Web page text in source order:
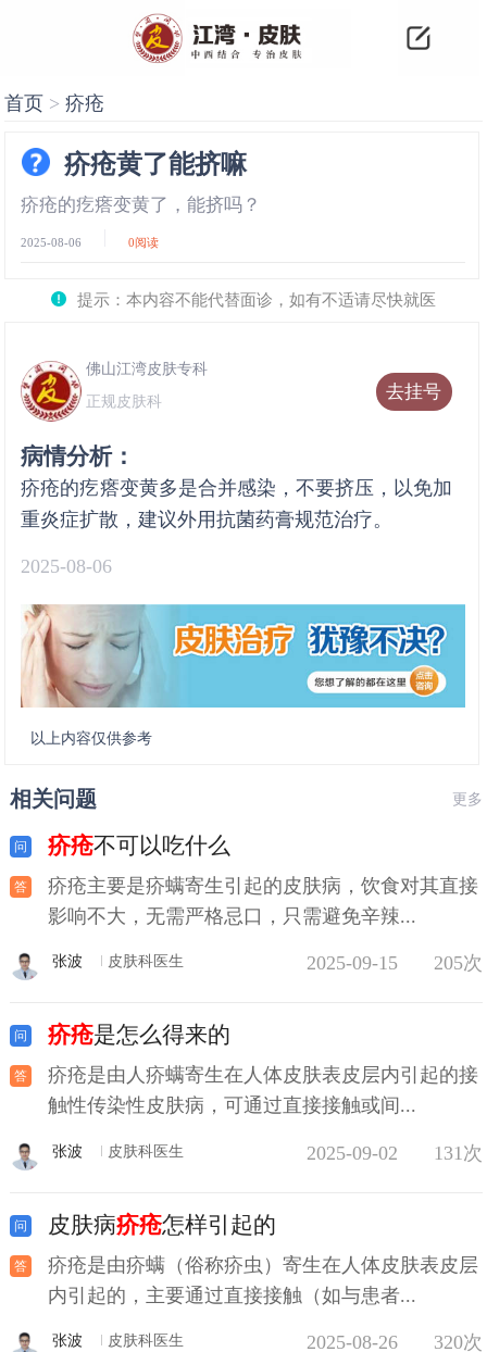
首页 >疥疮
疥疮黄了能挤嘛
疥疮的疙瘩变黄了，能挤吗？
2025-08-06 0阅读
提示：本内容不能代替面诊，如有不适请尽快就医
去挂号
佛山江湾皮肤专科
正规皮肤科
病情分析：
疥疮的疙瘩变黄多是合并感染，不要挤压，以免加
重炎症扩散，建议外用抗菌药膏规范治疗。
2025-08-06
以上内容仅供参考
相关问题 更多
疥疮不可以吃什么
疥疮主要是疥螨寄生引起的皮肤病，饮食对其直接
影响不大，无需严格忌口，只需避免辛辣...
张波 皮肤科医生 2025-09-15 205次
疥疮是怎么得来的
疥疮是由人疥螨寄生在人体皮肤表皮层内引起的接
触性传染性皮肤病，可通过直接接触或间...
张波 皮肤科医生 2025-09-02 131次
皮肤病疥疮怎样引起的
疥疮是由疥螨（俗称疥虫）寄生在人体皮肤表皮层
内引起的，主要通过直接接触（如与患者...
张波 皮肤科医生 2025-08-26 320次